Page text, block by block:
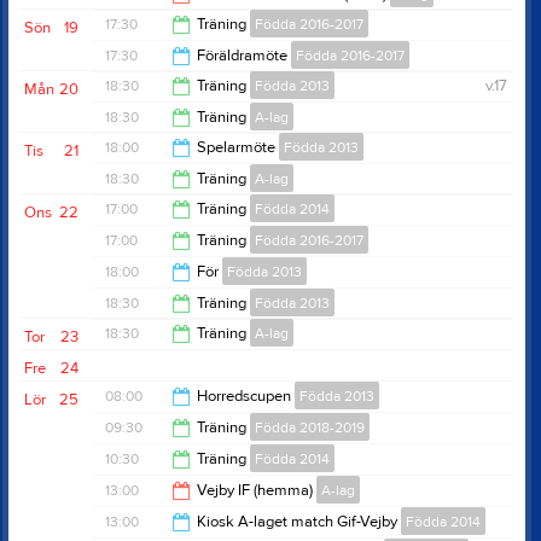
11:30
15:00
19
Sön 17:30 Träning Födda 2016-2017
19:00
17:30 Föräldramöte Födda 2016-2017
19:00
20
Mån v.17
18:30 Träning Födda 2013
20:00
18:30 Träning A-lag
20:00
21
Tis 18:00 Spelarmöte Födda 2013
19:30
18:30 Träning A-lag
20:00
22
Ons 17:00 Träning Födda 2014
18:30
17:00 Träning Födda 2016-2017
18:30
18:00 För Födda 2013
19:00
18:30 Träning Födda 2013
23
Tor 18:30 Träning A-lag
20:00
24
Fre
25
Lör 08:00 Horredscupen Födda 2013
16:00
09:30 Träning Födda 2018-2019
10:30
10:30 Träning Födda 2014
12:00
13:00 Vejby IF (hemma) A-lag
13:00 Kiosk A-laget match Gif-Vejby Födda 2014